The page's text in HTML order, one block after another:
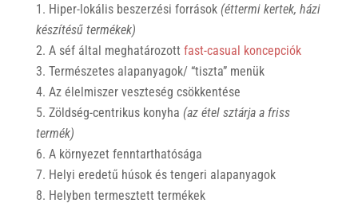
Hiper-lokális beszerzési források(éttermi kertek, házi
készítésű termékek)
A séf által meghatározott fast-casual koncepciók
Természetes alapanyagok/ “tiszta” menük
Az élelmiszer veszteség csökkentése
Zöldség-centrikus konyha (az étel sztárja a friss
termék)
A környezet fenntarthatósága
Helyi eredetű húsok és tengeri alapanyagok
Helyben termesztett termékek